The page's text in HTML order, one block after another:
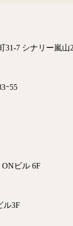
31-7 シナリー嵐山
ｰ55
ONビル 6F
ル3F